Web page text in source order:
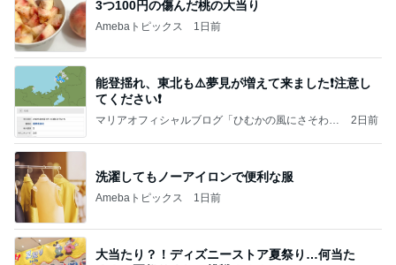
3つ100円の傷んだ桃の大当り
Amebaトピックス 1日前
能登揺れ、東北も⚠️夢見が増えて来ました❗️注意し
てください❗️
マリアオフィシャルブログ「ひむかの風にさそわれ
2日前
洗濯してもノーアイロンで便利な服
Amebaトピックス 1日前
大当たり？！ディズニーストア夏祭り…何当た